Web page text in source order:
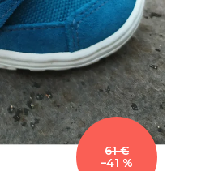
61 €
–41 %